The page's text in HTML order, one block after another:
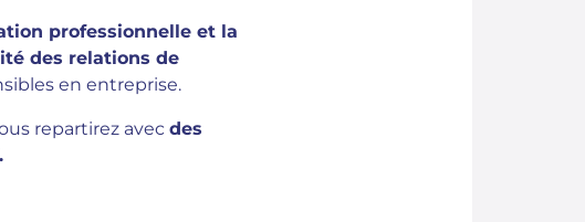
professionnelle et la
des relations de
en entreprise.
repartirez avec des